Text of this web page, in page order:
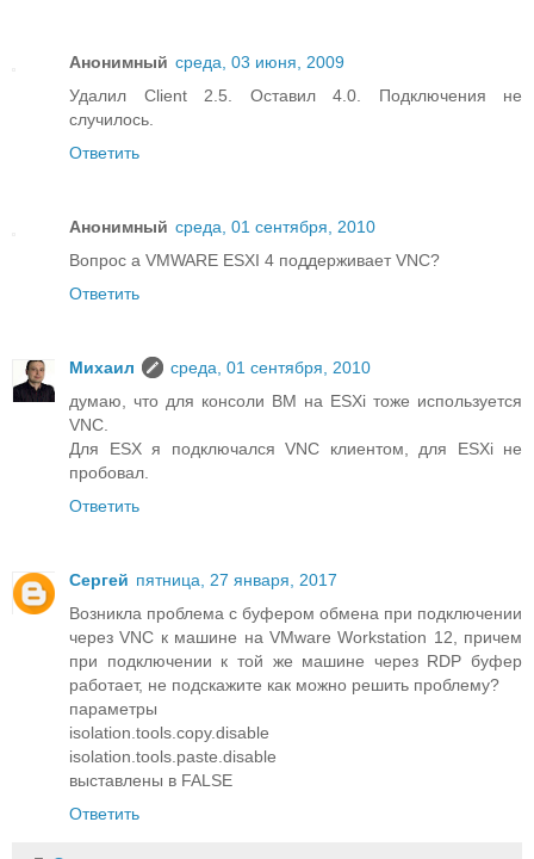
Анонимный среда, 03 июня, 2009
Удалил Client 2.5. Оставил 4.0. Подключения не
случилось.
Ответить
Анонимный среда, 01 сентября, 2010
Вопрос а VMWARE ESXI 4 поддерживает VNC?
Ответить
Михаил
среда, 01 сентября, 2010
думаю, что для консоли ВМ на ESXi тоже используется
VNC.
Для ESX я подключался VNC клиентом, для ESXi не
пробовал.
Ответить
Сергей пятница, 27 января, 2017
Возникла проблема с буфером обмена при подключении
через VNC к машине на VMware Workstation 12, причем
при подключении к той же машине через RDP буфер
работает, не подскажите как можно решить проблему?
параметры
isolation.tools.copy.disable
isolation.tools.paste.disable
выставлены в FALSE
Ответить